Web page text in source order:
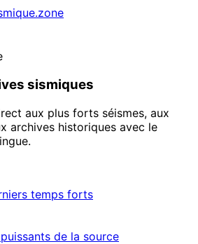
sismiques
aux plus forts séismes, aux
archives historiques avec le
temps forts
de la source